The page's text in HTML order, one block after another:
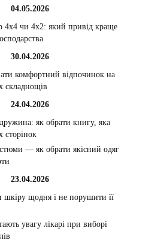
04.05.2026
4х4 чи 4х2: який привід краще
30.04.2026
комфортний відпочинок на
складнощів
24.04.2026
як обрати книгу, яка
сторінок
— як обрати якісний одяг
23.04.2026
щодня і не порушити її
увагу лікарі при виборі